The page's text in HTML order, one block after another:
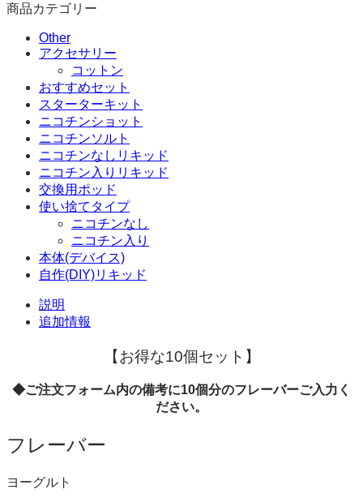
商品カテゴリー
Other
アクセサリー
コットン
おすすめセット
スターターキット
ニコチンショット
ニコチンソルト
ニコチンなしリキッド
ニコチン入りリキッド
交換用ポッド
使い捨てタイプ
ニコチンなし
ニコチン入り
本体(デバイス)
自作(DIY)リキッド
説明
追加情報
【お得な10個セット】
◆ご注文フォーム内の備考に10個分のフレーバーご入力く
ださい。
フレーバー
ヨーグルト